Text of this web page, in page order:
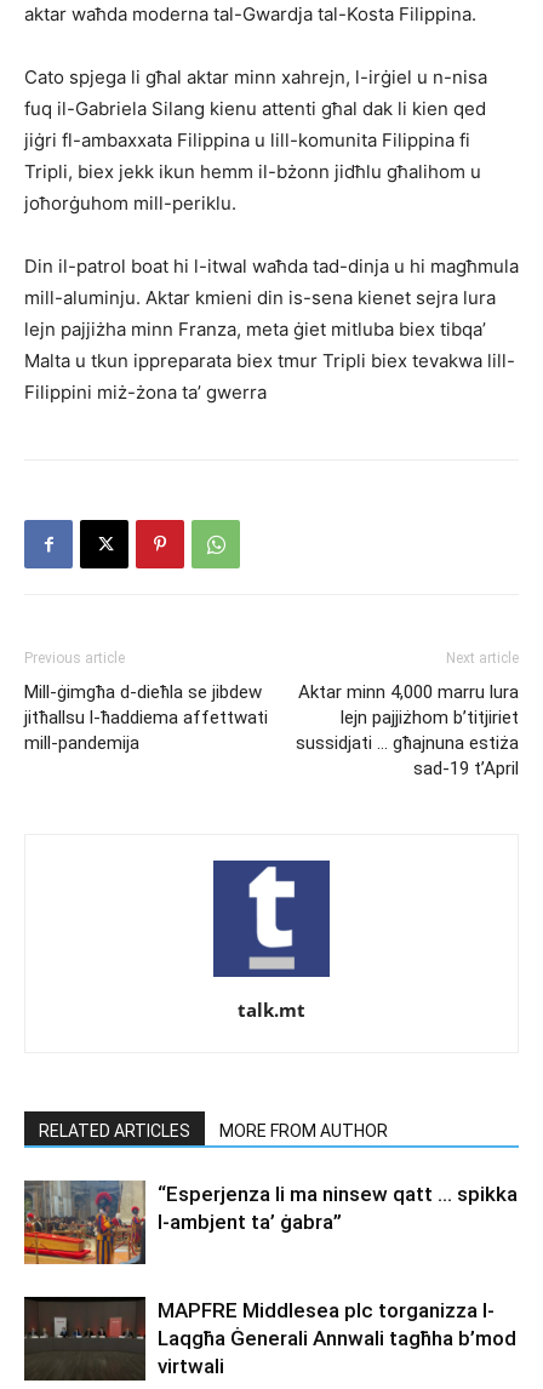
aktar waħda moderna tal-Gwardja tal-Kosta Filippina.
Cato spjega li għal aktar minn xahrejn, l-irġiel u n-nisa
fuq il-Gabriela Silang kienu attenti għal dak li kien qed
jiġri fl-ambaxxata Filippina u lill-komunita Filippina fi
Tripli, biex jekk ikun hemm il-bżonn jidħlu għalihom u
joħorġuhom mill-periklu.
Din il-patrol boat hi l-itwal waħda tad-dinja u hi magħmula
mill-aluminju. Aktar kmieni din is-sena kienet sejra lura
lejn pajjiżha minn Franza, meta ġiet mitluba biex tibqa’
Malta u tkun ippreparata biex tmur Tripli biex tevakwa lill-
Filippini miż-żona ta’ gwerra
Previous article
Mill-ġimgħa d-dieħla se jibdew
jitħallsu l-ħaddiema affettwati
mill-pandemija
Next article
Aktar minn 4,000 marru lura
lejn pajjiżhom b’titjiriet
sussidjati … għajnuna estiża
sad-19 t’April
talk.mt
RELATED ARTICLES MORE FROM AUTHOR
“Esperjenza li ma ninsew qatt … spikka
l-ambjent ta’ ġabra”
MAPFRE Middlesea plc torganizza l-
Laqgħa Ġenerali Annwali tagħha b’mod
virtwali